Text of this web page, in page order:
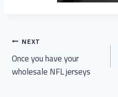
NEXT
Once you have your
wholesale NFL jerseys